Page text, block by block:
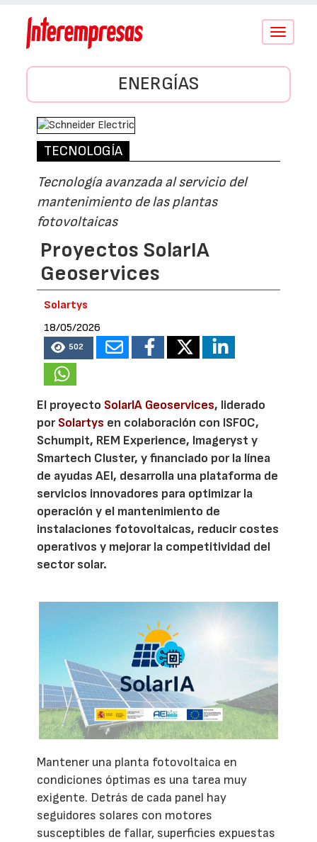
Conmutar
ENERGÍAS
TECNOLOGÍA
Tecnología avanzada al servicio del
mantenimiento de las plantas
fotovoltaicas
Proyectos SolarIA
Geoservices
Solartys
18/05/2026
502
El proyecto SolarIA Geoservices, liderado
porSolartys en colaboración con ISFOC,
Schumpit, REM Experience, Imageryst y
Smartech Cluster, y financiado por la línea
de ayudas AEI, desarrolla una plataforma de
servicios innovadores para optimizar la
operación y el mantenimiento de
instalaciones fotovoltaicas, reducir costes
operativos y mejorar la competitividad del
sector solar.
Mantener una planta fotovoltaica en
condiciones óptimas es una tarea muy
exigente. Detrás de cada panel hay
seguidores solares con motores
susceptibles de fallar, superficies expuestas